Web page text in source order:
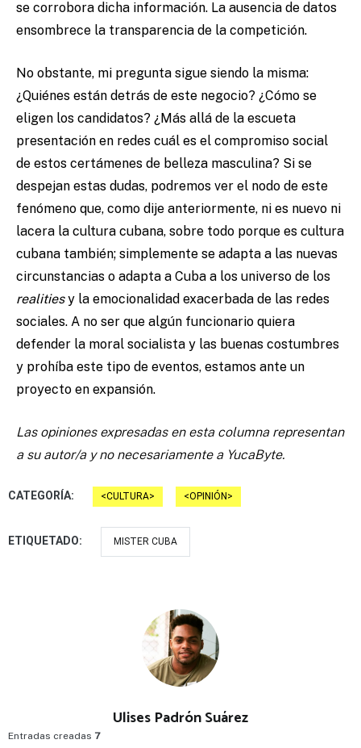
se corrobora dicha información. La ausencia de datos
ensombrece la transparencia de la competición.
No obstante, mi pregunta sigue siendo la misma:
¿Quiénes están detrás de este negocio? ¿Cómo se
eligen los candidatos? ¿Más allá de la escueta
presentación en redes cuál es el compromiso social
de estos certámenes de belleza masculina? Si se
despejan estas dudas, podremos ver el nodo de este
fenómeno que, como dije anteriormente, ni es nuevo ni
lacera la cultura cubana, sobre todo porque es cultura
cubana también; simplemente se adapta a las nuevas
circunstancias o adapta a Cuba a los universo de los
realitiesy la emocionalidad exacerbada de las redes
sociales. A no ser que algún funcionario quiera
defender la moral socialista y las buenas costumbres
y prohíba este tipo de eventos, estamos ante un
proyecto en expansión.
Las opiniones expresadas en esta columna representan
a su autor/a y no necesariamente a YucaByte.
CATEGORÍA: CULTURA OPINIÓN
ETIQUETADO: MISTER CUBA
Ulises Padrón Suárez
Entradas creadas 7